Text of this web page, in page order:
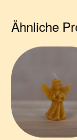
Ähnliche